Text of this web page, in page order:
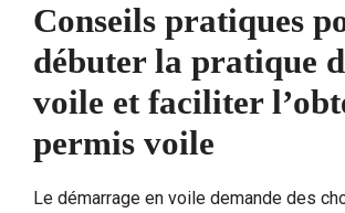
Conseils pratiques
débuter la pratique
voile et faciliter
permis voile
Le démarrage en voile demande des